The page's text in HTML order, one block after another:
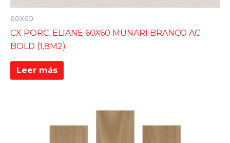
60X60
CX PORC. ELIANE 60X60 MUNARI BRANCO AC
BOLD (1,8M2)
Leer más